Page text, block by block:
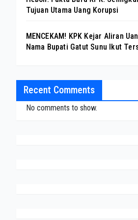
Tujuan Utama Uang Korupsi
MENCEKAM! KPK Kejar Aliran
Nama Bupati Gatut Sunu Ikut
Recent Comments
No comments to show.